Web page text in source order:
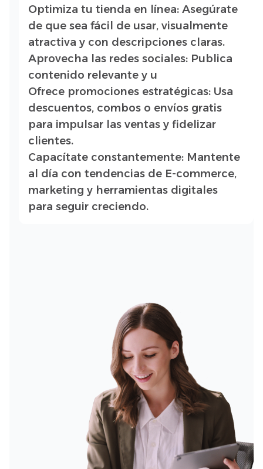
Optimiza tu tienda en línea: Asegúrate
de que sea fácil de usar, visualmente
atractiva y con descripciones claras.
Aprovecha las redes sociales: Publica
contenido relevante y u
Ofrece promociones estratégicas: Usa
descuentos, combos o envíos gratis
para impulsar las ventas y fidelizar
clientes.
Capacítate constantemente: Mantente
al día con tendencias de E-commerce,
marketing y herramientas digitales
para seguir creciendo.